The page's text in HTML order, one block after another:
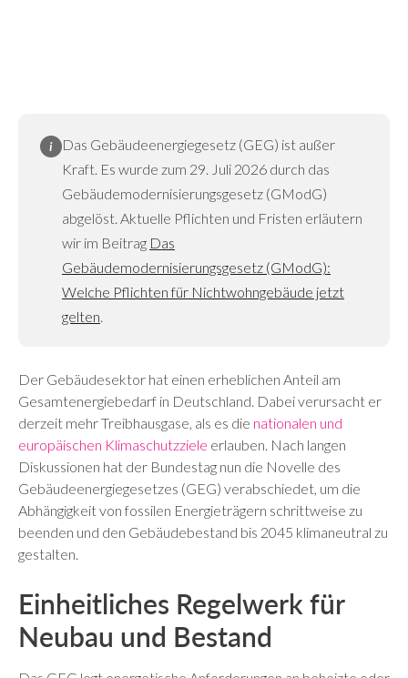
i
Das Gebäudeenergiegesetz (GEG) ist außer
Kraft. Es wurde zum 29. Juli 2026 durch das
Gebäudemodernisierungsgesetz (GModG)
abgelöst. Aktuelle Pflichten und Fristen erläutern
wir im Beitrag Das
Gebäudemodernisierungsgesetz (GModG):
Welche Pflichten für Nichtwohngebäude jetzt
gelten.
Der Gebäudesektor hat einen erheblichen Anteil am
Gesamtenergiebedarf in Deutschland. Dabei verursacht er
derzeit mehr Treibhausgase, als es die nationalen und
europäischen Klimaschutzziele erlauben. Nach langen
Diskussionen hat der Bundestag nun die Novelle des
Gebäudeenergiegesetzes (GEG) verabschiedet, um die
Abhängigkeit von fossilen Energieträgern schrittweise zu
beenden und den Gebäudebestand bis 2045 klimaneutral zu
gestalten.
Einheitliches Regelwerk für
Neubau und Bestand